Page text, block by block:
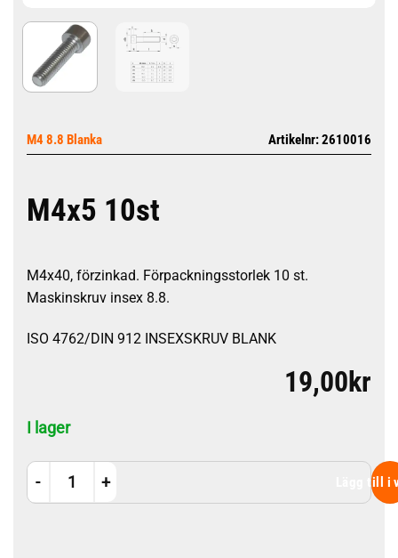
M4 8.8 Blanka Artikelnr: 2610016
M4x5 10st
M4x40, förzinkad. Förpackningsstorlek 10 st.
Maskinskruv insex 8.8.
ISO 4762/DIN 912 INSEXSKRUV BLANK
19,00kr
I lager
M4x5 10st mängd
Lägg till i